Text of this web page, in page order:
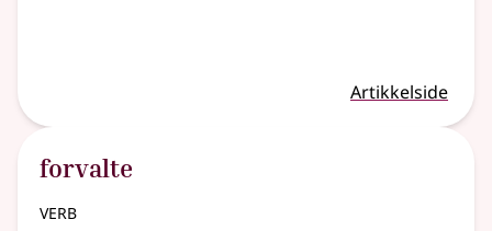
Artikkelside
forvalte
verb